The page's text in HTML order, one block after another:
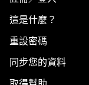
這是什麼？
重設密碼
同步您的資料